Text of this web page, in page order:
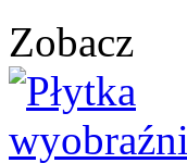
Zobacz